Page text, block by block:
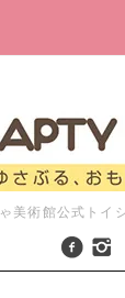
美術館公式トイ